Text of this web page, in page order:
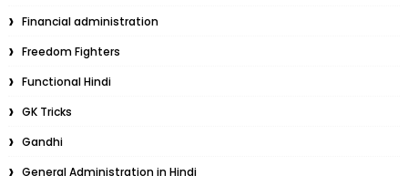
Financial administration
Freedom Fighters
Functional Hindi
GK Tricks
Gandhi
General Administration in Hindi